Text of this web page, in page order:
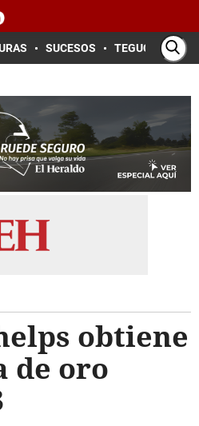
SUCESOS TEGUCIGALPA
obtiene
de oro